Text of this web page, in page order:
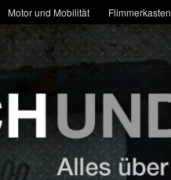
Motor und Mobilität Flimmerkasten